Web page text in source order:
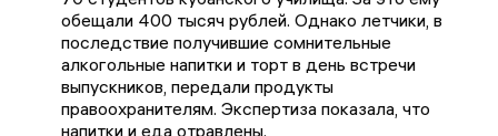
обещали 400 тысяч рублей. Однако летчики, в
последствие получившие сомнительные
алкогольные напитки и торт в день встречи
выпускников, передали продукты
правоохранителям. Экспертиза показала, что
напитки и еда отравлены.